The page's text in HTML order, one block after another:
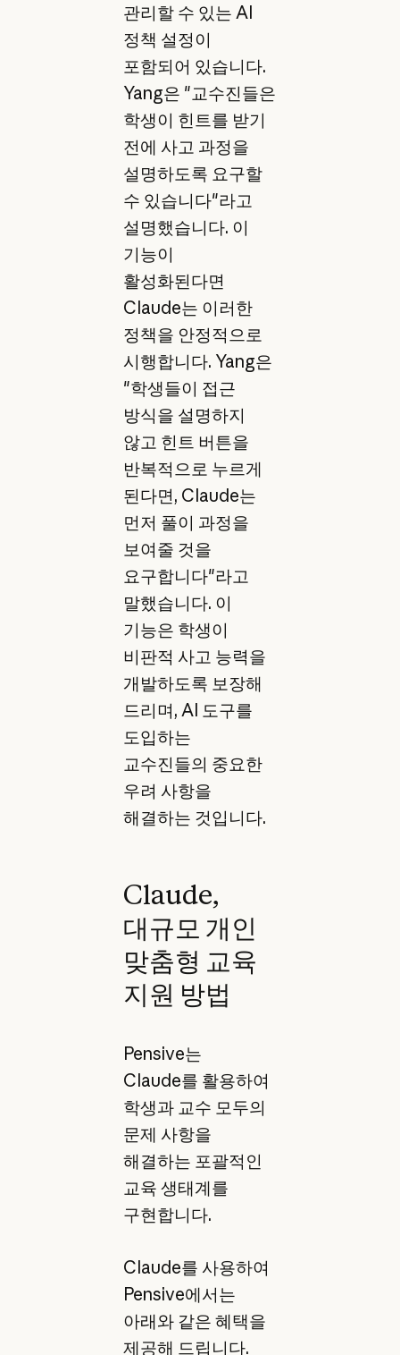
관리할 수 있는 AI
정책 설정이
포함되어 있습니다.
Yang은 "교수진들은
학생이 힌트를 받기
전에 사고 과정을
설명하도록 요구할
수 있습니다"라고
설명했습니다. 이
기능이
활성화된다면
Claude는 이러한
정책을 안정적으로
시행합니다. Yang은
"학생들이 접근
방식을 설명하지
않고 힌트 버튼을
반복적으로 누르게
된다면, Claude는
먼저 풀이 과정을
보여줄 것을
요구합니다"라고
말했습니다. 이
기능은 학생이
비판적 사고 능력을
개발하도록 보장해
드리며, AI 도구를
도입하는
교수진들의 중요한
우려 사항을
해결하는 것입니다.
Claude,
대규모 개인
맞춤형 교육
지원 방법
Pensive는
Claude를 활용하여
학생과 교수 모두의
문제 사항을
해결하는 포괄적인
교육 생태계를
구현합니다.
Claude를 사용하여
Pensive에서는
아래와 같은 혜택을
제공해 드립니다.